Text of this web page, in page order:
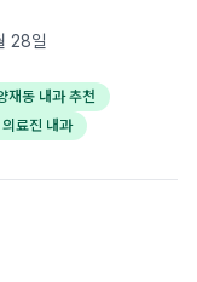
28일
재동 내과 추천
료진 내과